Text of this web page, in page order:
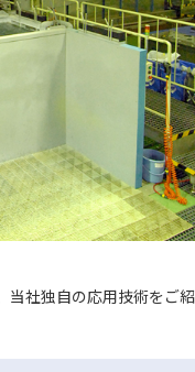
当社独自の応用技術をご紹